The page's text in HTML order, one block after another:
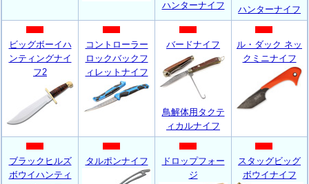
ハンターナイフ
ハンターナイフ
ビッグボーイハ
ンティングナイ
フ2
コントローラー
ロックバックフ
ィレットナイフ
バードナイフ
鳥解体用タクテ
ィカルナイフ
ル・ダック ネッ
クミニナイフ
ブラックヒルズ
ボウイハンティ
タルポンナイフ
ドロップフォー
ジ
スタッグビッグ
ボウイナイフ